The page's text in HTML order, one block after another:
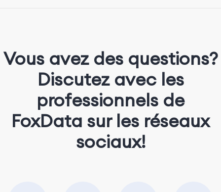
Vous avez des questions?
Discutez avec les
professionnels de
FoxData sur les réseaux
sociaux!